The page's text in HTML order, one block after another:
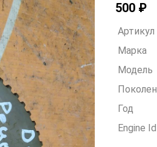
500 ₽
Артикул
Марка
Модель
Год
Engine Id